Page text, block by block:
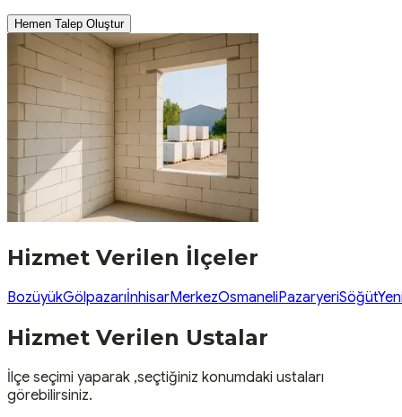
Hemen Talep Oluştur
Hizmet Verilen İlçeler
BozüyükGölpazarıİnhisarMerkezOsmaneliPazaryeriSöğüt
Hizmet Verilen Ustalar
İlçe seçimi yaparak ,seçtiğiniz konumdaki ustaları
görebilirsiniz.